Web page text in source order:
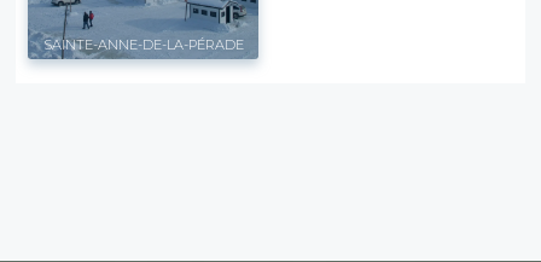
SAINTE-ANNE-DE-LA-PÉRADE